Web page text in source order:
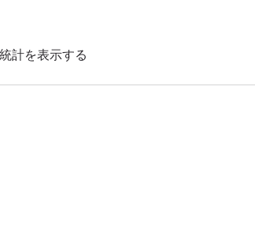
計を表示する